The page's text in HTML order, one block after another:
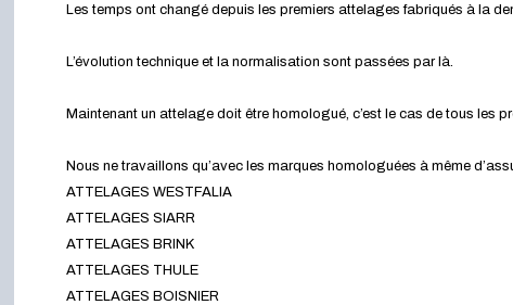
Les temps ont changé depuis les premiers attelages fabriqués à la
L’évolution technique et la normalisation sont passées par là.
Maintenant un attelage doit être homologué, c’est le cas de tous les
Nous ne travaillons qu’avec les marques homologuées à même
ATTELAGES WESTFALIA
ATTELAGES SIARR
ATTELAGES BRINK
ATTELAGES THULE
ATTELAGES BOISNIER